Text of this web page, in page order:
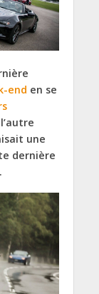
end en se
une
dernière